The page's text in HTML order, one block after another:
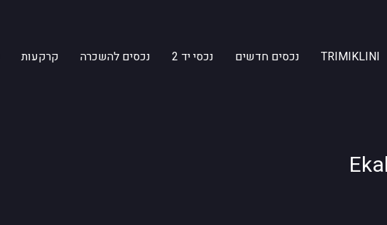
TRIMIKLINI נכסים חדשים נכסי יד 2 נכסים להשכרה קרקעות